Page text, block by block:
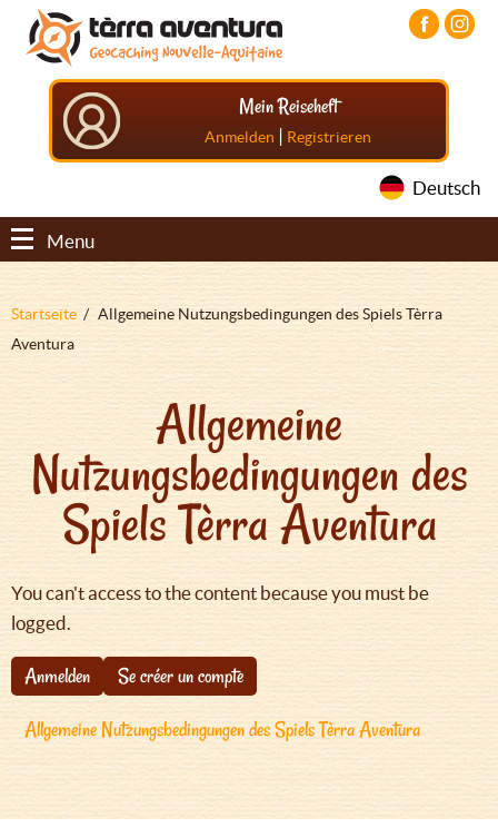
Direkt
zum
Inhalt
Aller
menu
principal
Aller
pied
Mein Reiseheft
Anmelden | Registrieren
Deutsch
Menu
Pfadnavigation
Startseite
Allgemeine Nutzungsbedingungen des Spiels Tèrra
Aventura
Allgemeine
Nutzungsbedingungen des
Spiels Tèrra Aventura
You can't access to the content because you must be
logged.
Anmelden
Se créer un compte
Allgemeine Nutzungsbedingungen des Spiels Tèrra Aventura